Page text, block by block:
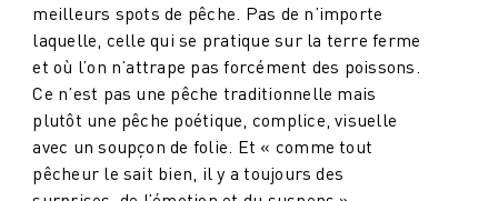
meilleurs spots de pêche. Pas de n’importe
laquelle, celle qui se pratique sur la terre ferme
et où l’on n’attrape pas forcément des poissons.
Ce n’est pas une pêche traditionnelle mais
plutôt une pêche poétique, complice, visuelle
avec un soupçon de folie. Et « comme tout
pêcheur le sait bien, il y a toujours des